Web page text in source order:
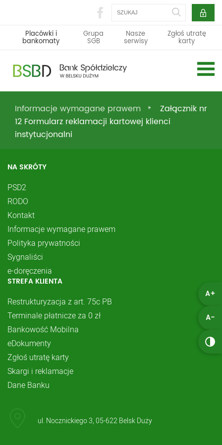
A+
A-
Szukaj
Placówki i
bankomaty
Grupa
SGB
Nasze
serwisy
Zgłoś utratę
karty
Informacje wymagane prawem
Załącznik nr
12 Formularz reklamacji kartowej klienci
instytucjonalni
NA SKRÓTY
PSD2
RODO
Kontakt
Informacje wymagane prawem
Polityka prywatności
Sygnaliści
e-doręczenia
STREFA KLIENTA
Restrukturyzacja z art. 75c PB
Terminale płatnicze za 0 zł
Bankowość Mobilna
eDokumenty
Zgłoś utratę karty
Skargi i reklamacje
Dane Banku
ul. Nocznickiego 3, 05-622 Belsk Duży